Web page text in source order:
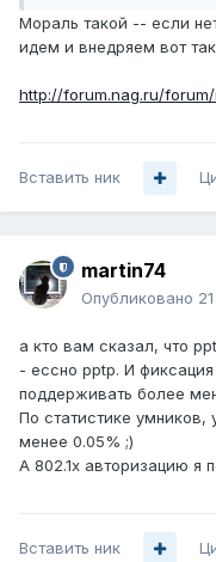
Мораль такой -- если
идем и внедряем вот
http://forum.nag.ru/
Вставить ник
martin74
Опубликовано
а кто вам сказал, что
- ессно pptp. И
поддерживать более
По статистике
менее 0.05% ;)
А 802.1х авторизацию я
Вставить ник